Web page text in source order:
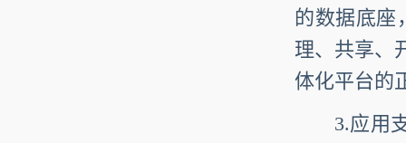
的数据底座
理、共享、
体化平台的
3.应用支